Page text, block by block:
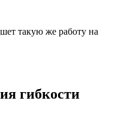
такую же работу на
гибкости